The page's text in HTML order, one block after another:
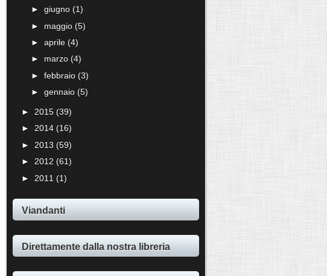
►giugno(1)
► maggio(5)
►aprile(4)
► marzo(4)
►febbraio(3)
►gennaio(5)
► 2015 (39)
► 2014 (16)
► 2013 (59)
► 2012 (61)
► 2011 (1)
Viandanti
Direttamente dalla nostra libreria